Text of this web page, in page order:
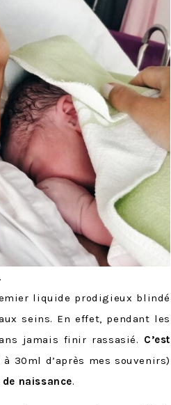
liquide prodigieux blindé
seins. En effet, pendant les
jamais finir rassasié. C’est
à 30ml d’après mes souvenirs)
naissance.